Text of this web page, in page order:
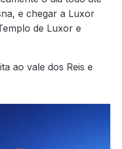
e chegar a Luxor
de Luxor e
ao vale dos Reis e